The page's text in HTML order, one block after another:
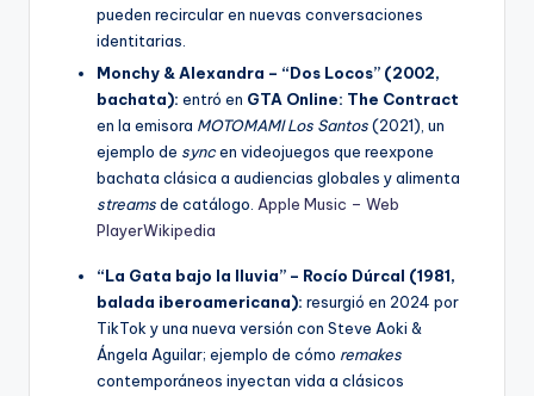
pueden recircular en nuevas conversaciones
identitarias.
Monchy & Alexandra – “Dos Locos” (2002,
bachata): entró en GTA Online: The Contract
en la emisora MOTOMAMI Los Santos(2021), un
ejemplo de syncen videojuegos que reexpone
bachata clásica a audiencias globales y alimenta
streamsde catálogo. Apple Music – Web
PlayerWikipedia
“La Gata bajo la lluvia” – Rocío Dúrcal (1981,
balada iberoamericana): resurgió en 2024 por
TikTok y una nueva versión con Steve Aoki &
Ángela Aguilar; ejemplo de cómo remakes
contemporáneos inyectan vida a clásicos